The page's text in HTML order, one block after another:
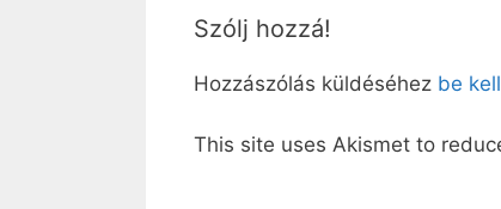
Szólj hozzá!
Hozzászólás küldéséhez be
This site uses Akismet to